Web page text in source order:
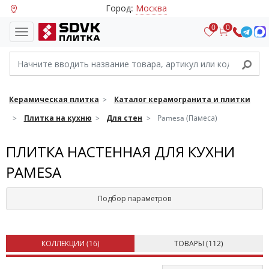
Город: Москва
0 0
Керамическая плитка
Каталог керамогранита и плитки
Плитка на кухню
Для стен Pamesa (Памеса)
ПЛИТКА НАСТЕННАЯ ДЛЯ КУХНИ
PAMESA
Подбор параметров
КОЛЛЕКЦИИ (16) ТОВАРЫ (112)